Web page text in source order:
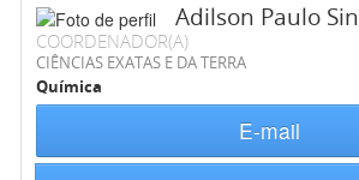
Adilson Paulo
COORDENADOR(A)
CIÊNCIAS EXATAS E DA TERRA
Química
E-mail